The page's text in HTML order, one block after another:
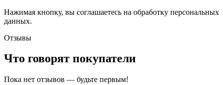
Нажимая кнопку, вы соглашаетесь на обработку персональных
данных.
Отзывы
Что говорят покупатели
Пока нет отзывов — будьте первым!